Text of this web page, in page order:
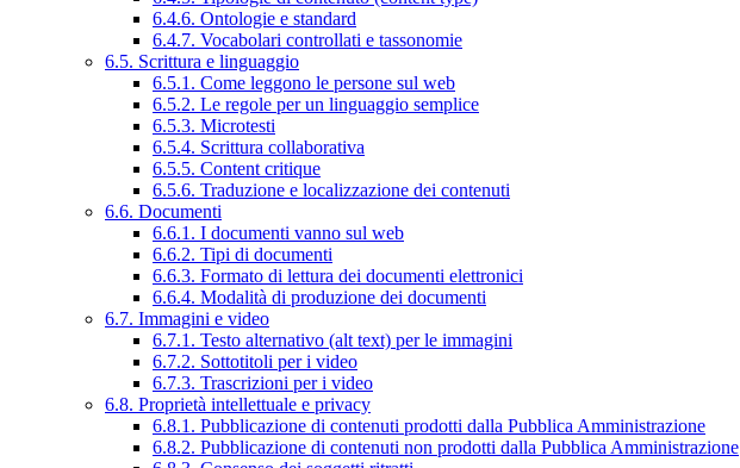
6.4.6. Ontologie e standard
6.4.7. Vocabolari controllati e tassonomie
6.5. Scrittura e linguaggio
6.5.1. Come leggono le persone sul web
6.5.2. Le regole per un linguaggio semplice
6.5.3. Microtesti
6.5.4. Scrittura collaborativa
6.5.5. Content critique
6.5.6. Traduzione e localizzazione dei contenuti
6.6. Documenti
6.6.1. I documenti vanno sul web
6.6.2. Tipi di documenti
6.6.3. Formato di lettura dei documenti elettronici
6.6.4. Modalità di produzione dei documenti
6.7. Immagini e video
6.7.1. Testo alternativo (alt text) per le immagini
6.7.2. Sottotitoli per i video
6.7.3. Trascrizioni per i video
6.8. Proprietà intellettuale e privacy
6.8.1. Pubblicazione di contenuti prodotti dalla Pubblica Amministrazione
6.8.2. Pubblicazione di contenuti non prodotti dalla Pubblica Amministrazione